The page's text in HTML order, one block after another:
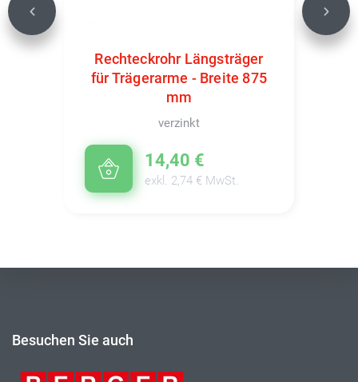
Rechteckrohr Längsträger
für Trägerarme - Breite 875
mm
verzinkt
14,40 €
exkl. 2,74 € MwSt.
Previous Next
Besuchen Sie auch